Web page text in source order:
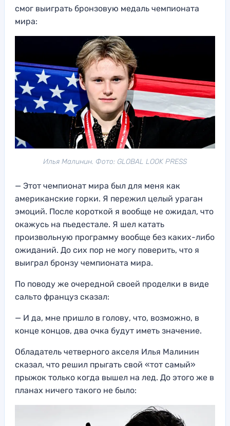
смог выиграть бронзовую медаль чемпионата
мира:
Илья Малинин. Фото: GLOBAL LOOK PRESS
— Этот чемпионат мира был для меня как
американские горки. Я пережил целый ураган
эмоций. После короткой я вообще не ожидал, что
окажусь на пьедестале. Я шел катать
произвольную программу вообще без каких-либо
ожиданий. До сих пор не могу поверить, что я
выиграл бронзу чемпионата мира.
По поводу же очередной своей проделки в виде
сальто француз сказал:
— И да, мне пришло в голову, что, возможно, в
конце концов, два очка будут иметь значение.
Обладатель четверного акселя Илья Малинин
сказал, что решил прыгать свой «тот самый»
прыжок только когда вышел на лед. До этого же в
планах ничего такого не было: